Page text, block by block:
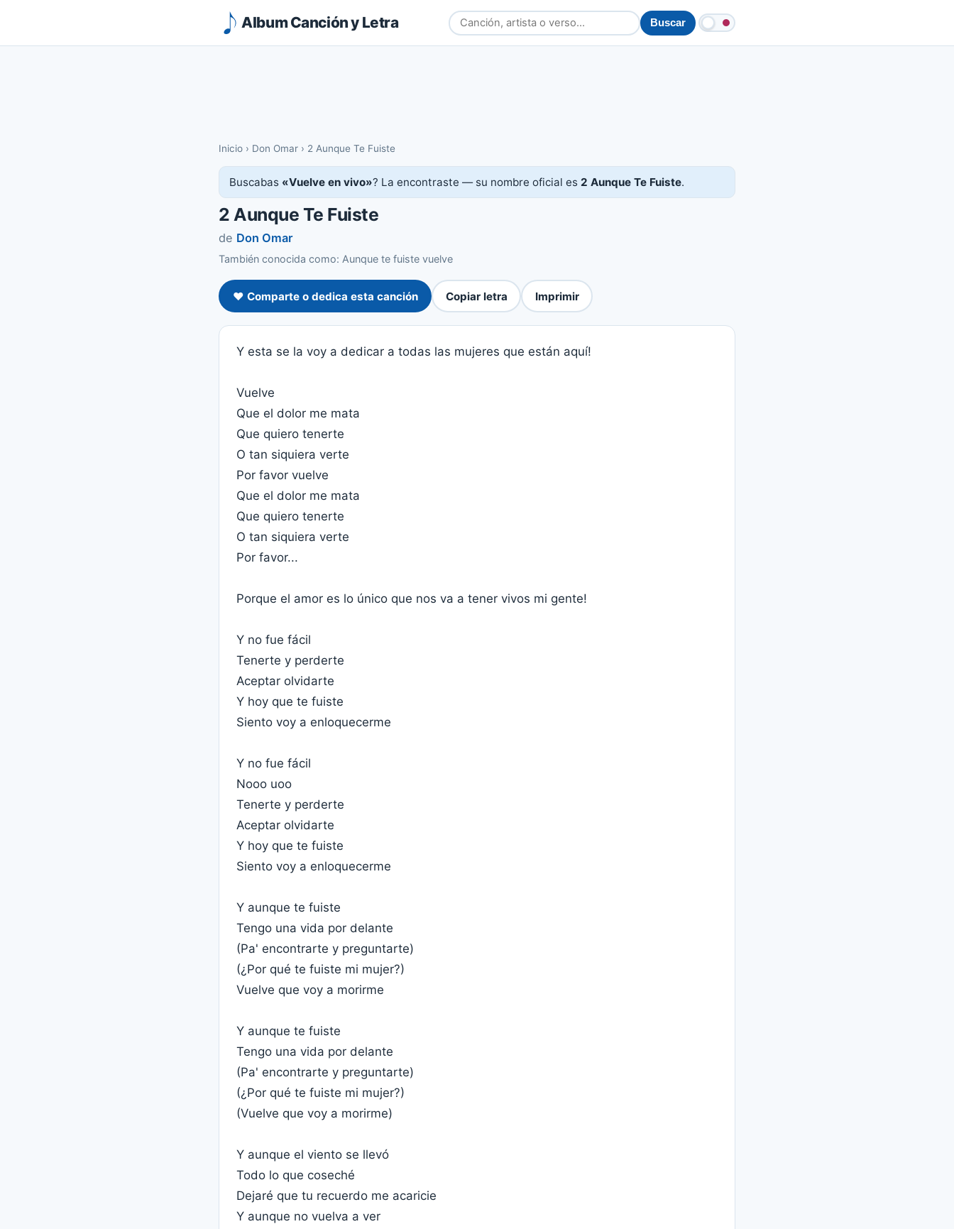
Album Canción y Letra Buscar
Inicio › Don Omar › 2 Aunque Te Fuiste
Buscabas «Vuelve en vivo»? La encontraste — su nombre oficial es 2 Aunque Te Fuiste.
2 Aunque Te Fuiste
de Don Omar
También conocida como: Aunque te fuiste vuelve
❤️ Comparte o dedica esta canción Copiar letra Imprimir
Y esta se la voy a dedicar a todas las mujeres que están aquí!
Vuelve
Que el dolor me mata
Que quiero tenerte
O tan siquiera verte
Por favor vuelve
Que el dolor me mata
Que quiero tenerte
O tan siquiera verte
Por favor...
Porque el amor es lo único que nos va a tener vivos mi gente!
Y no fue fácil
Tenerte y perderte
Aceptar olvidarte
Y hoy que te fuiste
Siento voy a enloquecerme
Y no fue fácil
Nooo uoo
Tenerte y perderte
Aceptar olvidarte
Y hoy que te fuiste
Siento voy a enloquecerme
Y aunque te fuiste
Tengo una vida por delante
(Pa' encontrarte y preguntarte)
(¿Por qué te fuiste mi mujer?)
Vuelve que voy a morirme
Y aunque te fuiste
Tengo una vida por delante
(Pa' encontrarte y preguntarte)
(¿Por qué te fuiste mi mujer?)
(Vuelve que voy a morirme)
Y aunque el viento se llevó
Todo lo que coseché
Dejaré que tu recuerdo me acaricie
Y aunque no vuelva a ver